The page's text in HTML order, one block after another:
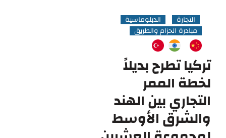
التجارة
الدبلوماسية
مبادرة الحزام والطريق
تركيا تطرح بديلاً
لخطة الممر
التجاري بين الهند
والشرق الأوسط